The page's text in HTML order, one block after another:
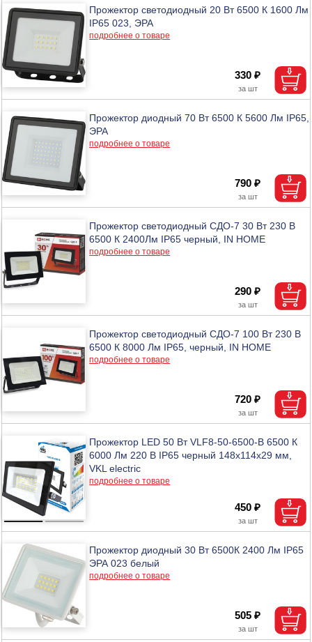
Прожектор светодиодный 20 Вт 6500 К 1600 Лм
IP65 023, ЭРА
подробнее о товаре
330 ₽
Прожектор диодный 70 Вт 6500 К 5600 Лм IP65,
ЭРА
подробнее о товаре
790 ₽
Прожектор светодиодный СДО-7 30 Вт 230 В
6500 К 2400Лм IP65 черный, IN HOME
подробнее о товаре
290 ₽
Прожектор светодиодный СДО-7 100 Вт 230 В
6500 К 8000 Лм IP65, черный, IN HOME
подробнее о товаре
720 ₽
Прожектор LED 50 Вт VLF8-50-6500-B 6500 К
6000 Лм 220 В IP65 черный 148х114х29 мм,
VKL electric
подробнее о товаре
450 ₽
Прожектор диодный 30 Вт 6500К 2400 Лм IP65
ЭРА 023 белый
подробнее о товаре
505 ₽